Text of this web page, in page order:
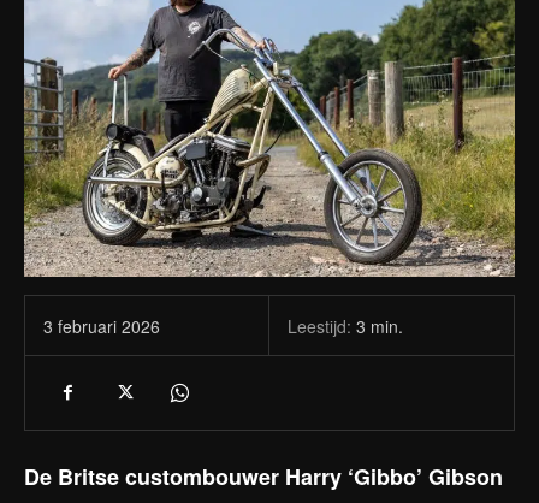
3 februari 2026 Leestijd: 3 min.
De Britse custombouwer Harry ‘Gibbo’ Gibson